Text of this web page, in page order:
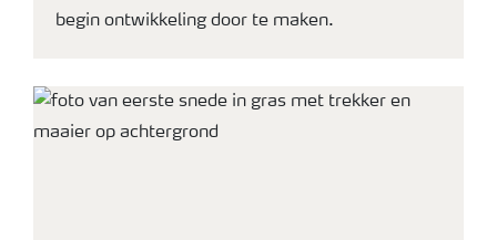
begin ontwikkeling door te maken.